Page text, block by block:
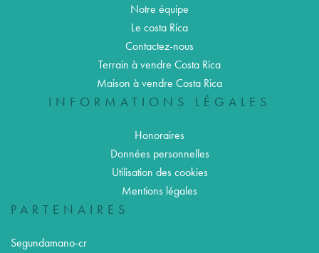
Notre équipe
Le costa Rica
Contactez-nous
Terrain à vendre Costa Rica
Maison à vendre Costa Rica
INFORMATIONS LÉGALES
Honoraires
Données personnelles
Utilisation des cookies
Mentions légales
PARTENAIRES
Segundamano-cr